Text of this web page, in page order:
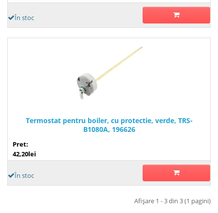
În stoc
Termostat pentru boiler, cu protectie, verde, TRS-
B1080A, 196626
Pret:
42,20lei
În stoc
Afişare 1 - 3 din 3 (1 pagini)